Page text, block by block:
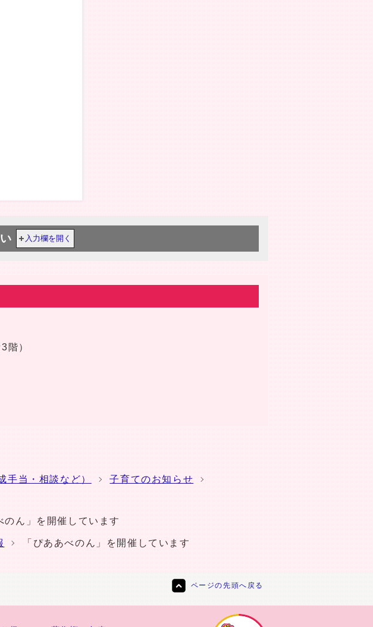
入力欄を開く
階）
手当・相談など）
子育てのお知らせ
のん」を開催しています
「ぴああべのん」を開催しています
ページの先頭へ戻る